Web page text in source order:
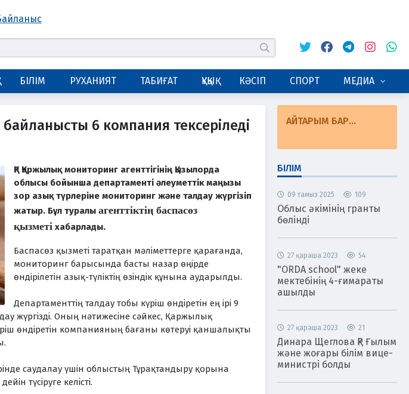
табу
БІЛІМ РУХАНИЯТ ТАБИҒАТ ҚҰҚЫҚ КӘСІП СПОРТ МЕДИА
6 компания тексеріледі
ҚР Қаржылық мониторинг агенттігінің Қызылорда
облысы бойынша департаменті әлеуметтік маңызы
зор азық түрлеріне мониторинг және талдау жүргізіп
жатыр. Бұл туралы агенттіктің баспасөз
қызметіхабарлады.
Баспасөз қызметі таратқан мәліметтерге қарағанда,
мониторинг барысында басты назар өңірде
өндірілетін азық-түліктің өзіндік құнына аударылды.
Департаменттің талдау тобы күріш өндіретін ең ірі 9
жүргізді. Оның нәтижесіне сәйкес, Қаржылық
өндіретін компанияның бағаны көтеруі қаншалықты
саудалау үшін облыстың Тұрақтандыру қорына
түсіруге келісті.
АЙТАРЫМ БАР...
БІЛІМ
09 тамыз 2025 109
Облыс әкімінің гранты
бөлінді
27 қараша 2023 54
"ORDA school" жеке
мектебінің 4-ғимараты
ашылды
27 қараша 2023 21
Динара Щеглова ҚР Ғылым
және жоғары білім вице-
министрі болды